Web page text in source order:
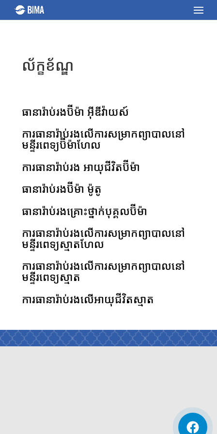
ល័ក្ខខ័ណ្ឌ
ធានារ៉ាប់រងប៊ីម៉ា អ៊ីឌីវ៉ាយស៍
ការធានារ៉ាប់រងលើការសម្រាកព្យាបាលនៅ
មន្ទីរពេទ្យប៊ីម៉ាហែល
ការធានារ៉ាប់រង អាយុជីវិតប៊ីម៉ា
ធានារ៉ាប់រងប៊ីម៉ា ម៉ូតូ
ធានារ៉ាប់រងគ្រោះថ្នាក់បុគ្គលប៊ីម៉ា
ការធានារ៉ាប់រងលើការសម្រាកព្យាបាលនៅ
មន្ទីរពេទ្យស្មាតហែល
ការធានារ៉ាប់រងលើការសម្រាកព្យាបាលនៅ
មន្ទីរពេទ្យស្មាត
ការធានារ៉ាប់រងលើអាយុជីវិតស្មាត